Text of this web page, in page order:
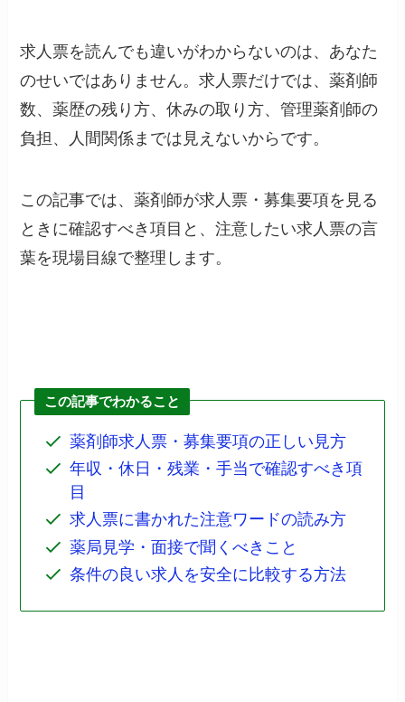
求人票を読んでも違いがわからないのは、あなた
のせいではありません。求人票だけでは、薬剤師
数、薬歴の残り方、休みの取り方、管理薬剤師の
負担、人間関係までは見えないからです。
この記事では、薬剤師が求人票・募集要項を見る
ときに確認すべき項目と、注意したい求人票の言
葉を現場目線で整理します。
この記事でわかること
薬剤師求人票・募集要項の正しい見方
年収・休日・残業・手当で確認すべき項
目
求人票に書かれた注意ワードの読み方
薬局見学・面接で聞くべきこと
条件の良い求人を安全に比較する方法